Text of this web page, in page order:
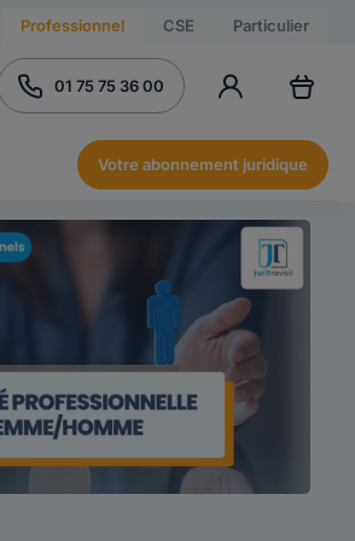
Professionnel CSE Particulier
01 75 75 36 00
Votre abonnement juridique